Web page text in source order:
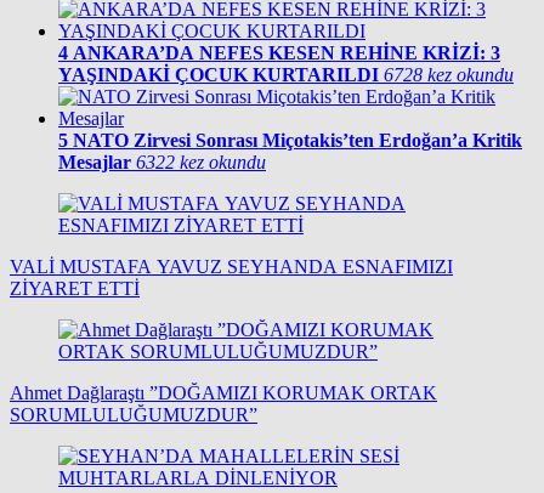
4 ANKARA’DA NEFES KESEN REHİNE KRİZİ: 3
YAŞINDAKİ ÇOCUK KURTARILDI 6728 kez okundu
5 NATO Zirvesi Sonrası Miçotakis’ten Erdoğan’a Kritik
Mesajlar 6322 kez okundu
VALİ MUSTAFA YAVUZ SEYHANDA ESNAFIMIZI
ZİYARET ETTİ
Ahmet Dağlaraştı ”DOĞAMIZI KORUMAK ORTAK
SORUMLULUĞUMUZDUR”